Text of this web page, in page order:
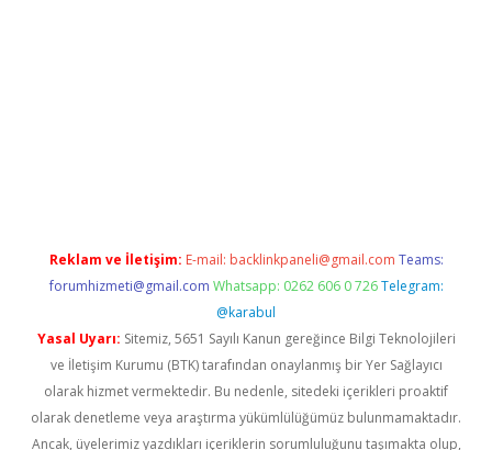
Reklam ve İletişim: E-mail: backlinkpaneli@gmail.com Teams:
forumhizmeti@gmail.com Whatsapp: 0262 606 0 726 Telegram:
@karabul
Yasal Uyarı: Sitemiz, 5651 Sayılı Kanun gereğince Bilgi Teknolojileri
ve İletişim Kurumu (BTK) tarafından onaylanmış bir Yer Sağlayıcı
olarak hizmet vermektedir. Bu nedenle, sitedeki içerikleri proaktif
olarak denetleme veya araştırma yükümlülüğümüz bulunmamaktadır.
Ancak, üyelerimiz yazdıkları içeriklerin sorumluluğunu taşımakta olup,